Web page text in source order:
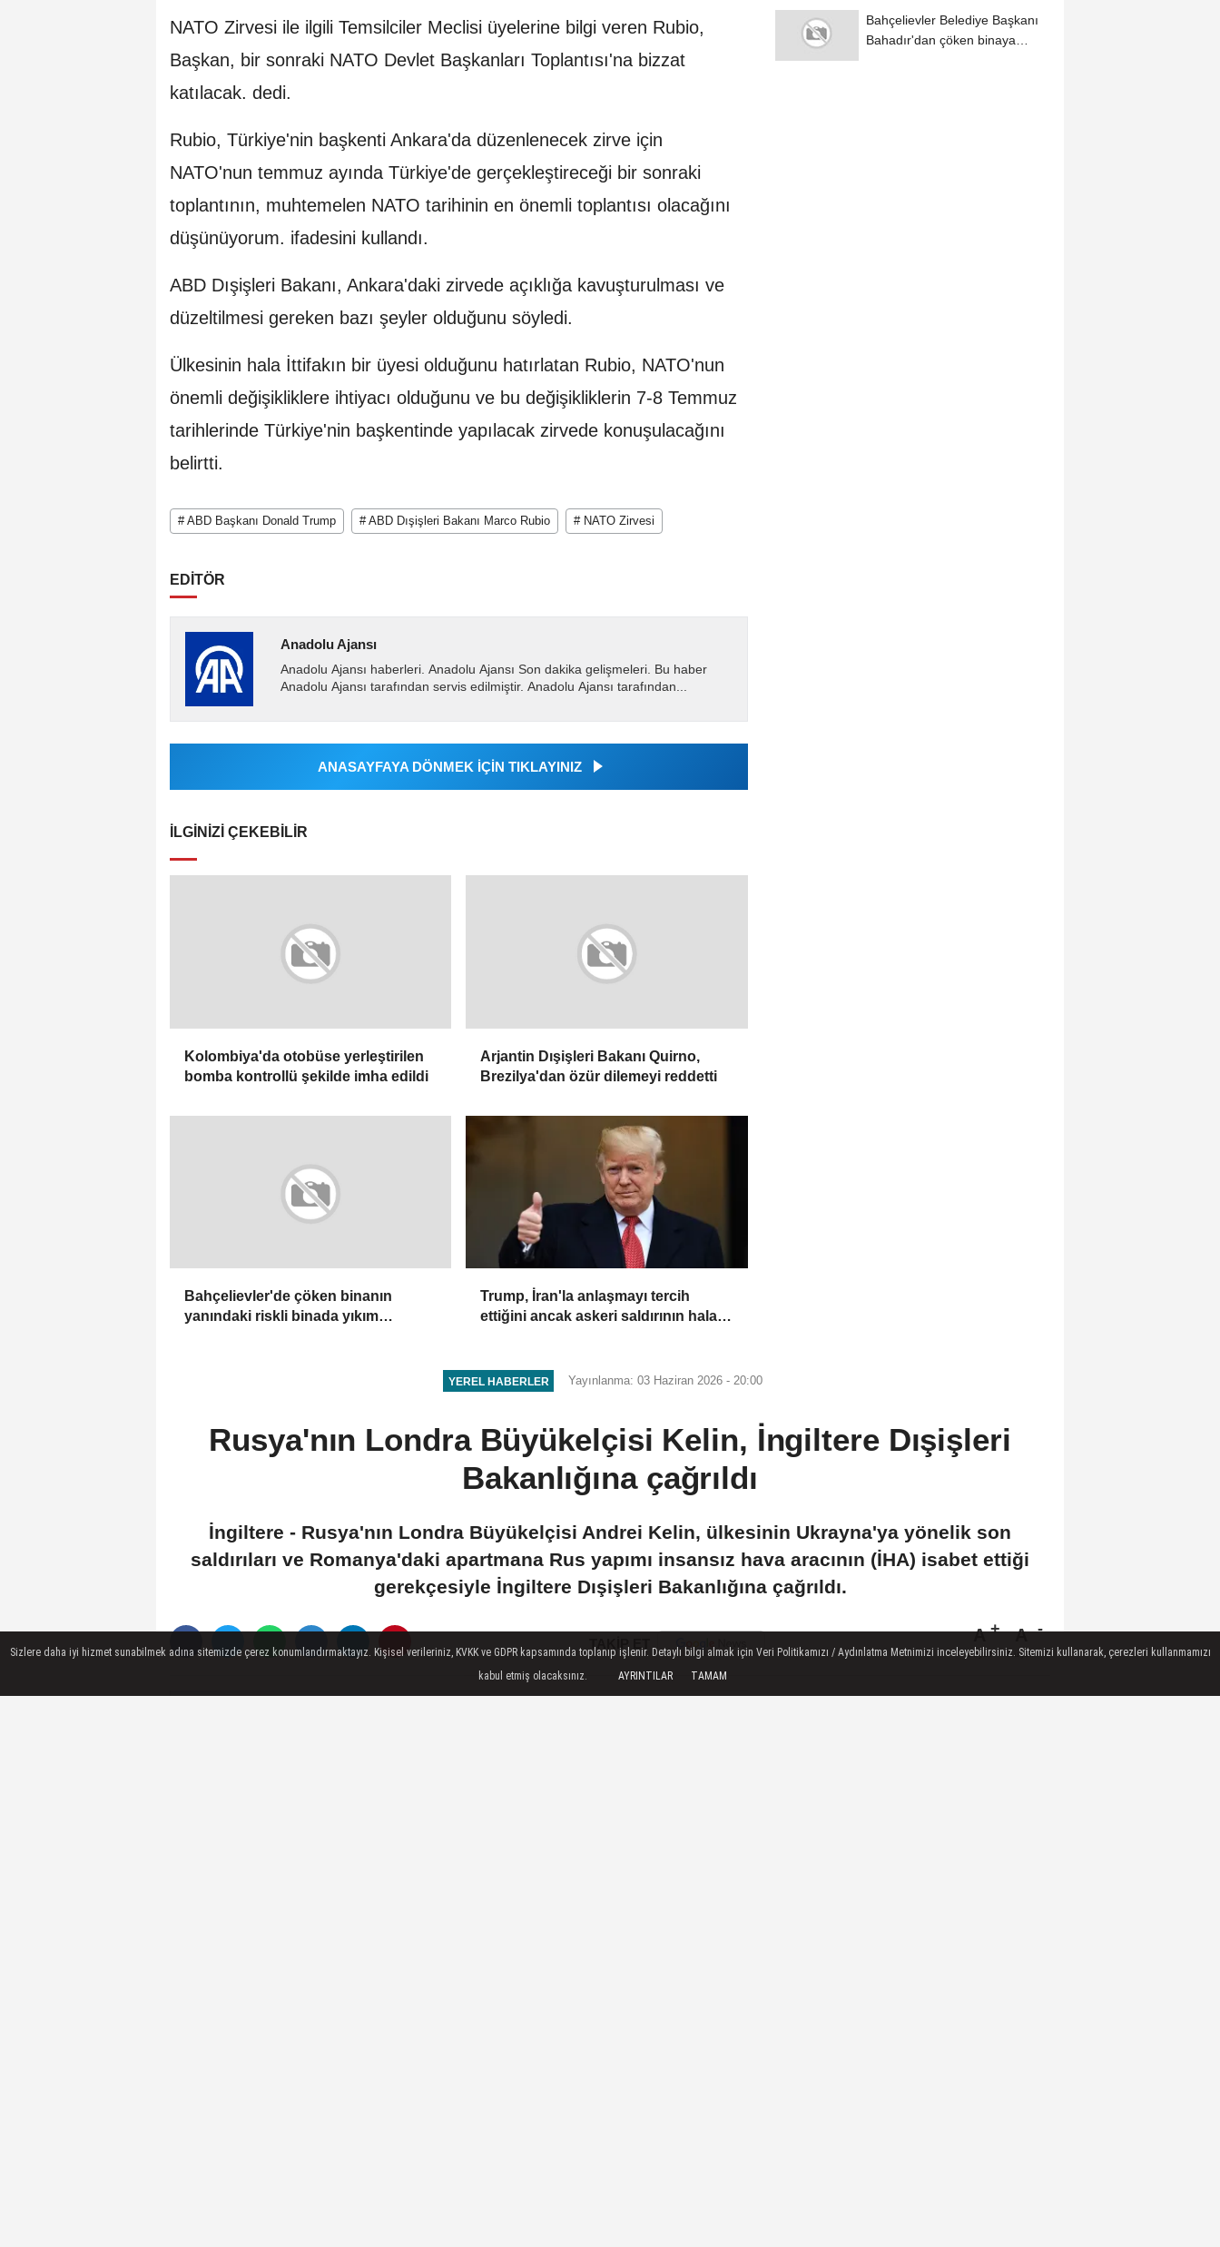
NATO Zirvesi ile ilgili Temsilciler Meclisi üyelerine bilgi veren Rubio,
Başkan, bir sonraki NATO Devlet Başkanları Toplantısı'na bizzat
katılacak. dedi.
Rubio, Türkiye'nin başkenti Ankara'da düzenlenecek zirve için
NATO'nun temmuz ayında Türkiye'de gerçekleştireceği bir sonraki
toplantının, muhtemelen NATO tarihinin en önemli toplantısı olacağını
düşünüyorum. ifadesini kullandı.
ABD Dışişleri Bakanı, Ankara'daki zirvede açıklığa kavuşturulması ve
düzeltilmesi gereken bazı şeyler olduğunu söyledi.
Ülkesinin hala İttifakın bir üyesi olduğunu hatırlatan Rubio, NATO'nun
önemli değişikliklere ihtiyacı olduğunu ve bu değişikliklerin 7-8 Temmuz
tarihlerinde Türkiye'nin başkentinde yapılacak zirvede konuşulacağını
belirtti.
# ABD Başkanı Donald Trump # ABD Dışişleri Bakanı Marco Rubio # NATO Zirvesi
EDİTÖR
Anadolu Ajansı
Anadolu Ajansı haberleri. Anadolu Ajansı Son dakika gelişmeleri. Bu haber
Anadolu Ajansı tarafından servis edilmiştir. Anadolu Ajansı tarafından...
ANASAYFAYA DÖNMEK İÇİN TIKLAYINIZ
İLGINIZI ÇEKEBILIR
Kolombiya'da otobüse yerleştirilen
bomba kontrollü şekilde imha edildi
Arjantin Dışişleri Bakanı Quirno,
Brezilya'dan özür dilemeyi reddetti
Bahçelievler'de çöken binanın
yanındaki riskli binada yıkım
Trump, İran'la anlaşmayı tercih
ettiğini ancak askeri saldırının hala
Bahçelievler Belediye Başkanı
Bahadır'dan çöken binaya
YEREL HABERLER Yayınlanma: 03 Haziran 2026 - 20:00
Rusya'nın Londra Büyükelçisi Kelin, İngiltere Dışişleri
Bakanlığına çağrıldı
İngiltere - Rusya'nın Londra Büyükelçisi Andrei Kelin, ülkesinin Ukrayna'ya yönelik son
saldırıları ve Romanya'daki apartmana Rus yapımı insansız hava aracının (İHA) isabet ettiği
gerekçesiyle İngiltere Dışişleri Bakanlığına çağrıldı.
TAKİP ET A
Büyüt
A
Küçült
Sizlere daha iyi hizmet sunabilmek adına sitemizde çerez konumlandırmaktayız. Kişisel verileriniz, KVKK ve GDPR kapsamında toplanıp işlenir. Detaylı bilgi almak için Veri Politikamızı / Aydınlatma Metnimizi inceleyebilirsiniz. Sitemizi kullanarak, çerezleri kullanmamızı
kabul etmiş olacaksınız.
AYRINTILAR TAMAM